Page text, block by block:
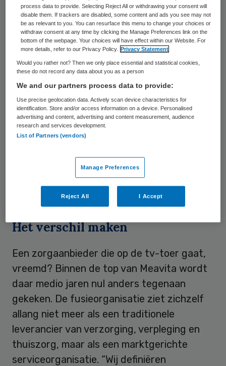
we in het hart zitten van de ontwikkeling
van de TV.” Met deze inspirerende woorden
introduceertdirecteur Frank Vijg van
Meavita Thuisin september 2006 het
gelijknamige project bij de managers van de
Haagse zorgaanbieder. “Vorige week nog:
Endemol dat heel wat toekomst ziet in
beelden die mensen zelf gaan maken met
hun mobieltje. Ga maar eens na wat dat
voor ons betekent: klanten en medewerkers
die onze cameramannen worden. Als
Endemol het durft, waarom wij dan niet?”
Het verschil maken
Een zorgaanbieder die op de tv-toer gaat,
vreemd? Binnen de top van Meavita wordt
daar medio jaren nul anders tegenaan
gekeken. De fusieorganisatie ziet zichzelf
allang niet meer als een traditionele
leverancier van verzorging, verpleging en
thuiszorg, maar als een marktgerichte
serviceorganisatie. “Wij definiëren
process data to provide. Selecting Reject All or withdrawing your consent will
disable them. If trackers are disabled, some content and ads you see may not
be as relevant to you. You can resurface this menu to change your choices or
withdraw consent at any time by clicking the Manage Preferences link on the
bottom of the webpage. Your choices will have effect within our Website. For
more details, refer to our Privacy Policy.
Privacy Statement
Would you rather not? Then we only place essential and statistical cookies,
these do not record any data about you as a person
We and our partners process data to provide:
Use precise geolocation data. Actively scan device characteristics for
identification. Store and/or access information on a device. Personalised
advertising and content, advertising and content measurement, audience
research and services development.
List of Partners (vendors)
Manage Preferences
Reject All I Accept